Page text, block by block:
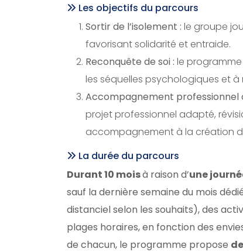
Les objectifs du parcours
Sortir de l’isolement : le groupe
favorisant solidarité et entraide.
Reconquête de soi : le
les séquelles psychologiques et
Accompagnement professionnel
projet professionnel adapté,
accompagnement à la création
La durée du parcours
Durant 10 moisà raison d’une
sauf la dernière semaine du mois
distanciel selon les souhaits), des
plages horaires, en fonction des
de chacun, le programme propose